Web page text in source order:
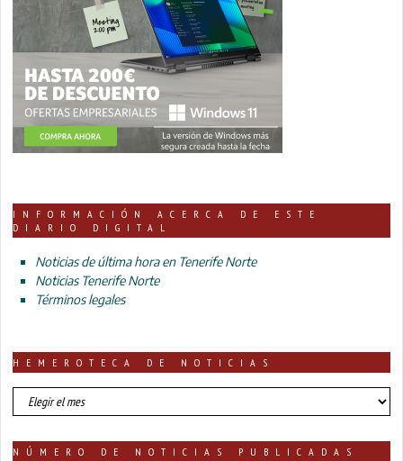
INFORMACIÓN ACERCA DE ESTE
DIARIO DIGITAL
Noticias de última hora en Tenerife Norte
Noticias Tenerife Norte
Términos legales
HEMEROTECA DE NOTICIAS
HEMEROTECA
DE
NÚMERO DE NOTICIAS PUBLICADAS